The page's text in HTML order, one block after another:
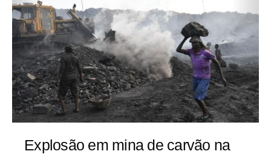
Explosão em mina de carvão na